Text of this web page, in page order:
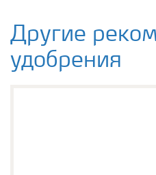
Другие
удобрения